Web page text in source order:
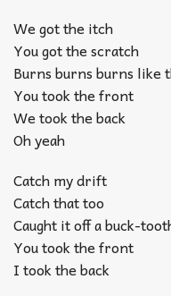
We got the itch
You got the scratch
Burns burns burns like
You took the front
We took the back
Oh yeah
Catch my drift
Catch that too
Caught it off a buck-
You took the front
I took the back